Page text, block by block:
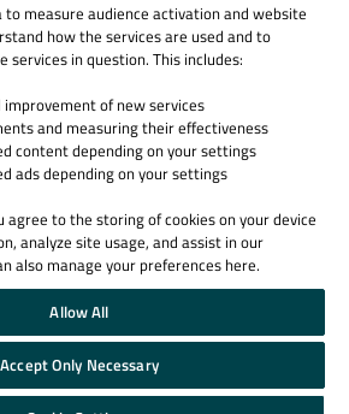
Oy and its global subsidiaries and affiliates.
to measure audience activation and website
how the services are used and to
services in question. This includes:
of new services
and measuring their effectiveness
content depending on your settings
ads depending on your settings
agree to the storing of cookies on your device
analyze site usage, and assist in our
also manage your preferences here.
Allow All
Accept Only Necessary